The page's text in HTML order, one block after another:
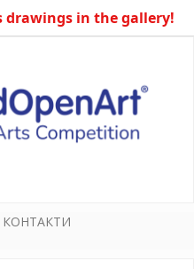
drawings in the gallery!
КОНТАКТИ